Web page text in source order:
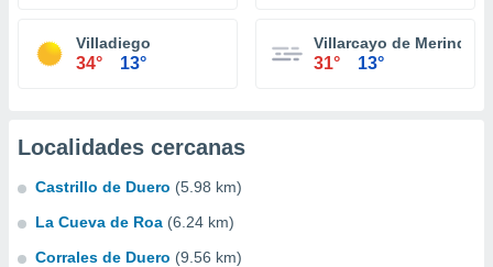
Villadiego
34° 13°
Villarcayo de Merindad
31° 13°
Localidades cercanas
Castrillo de Duero (5.98 km)
La Cueva de Roa (6.24 km)
Corrales de Duero (9.56 km)